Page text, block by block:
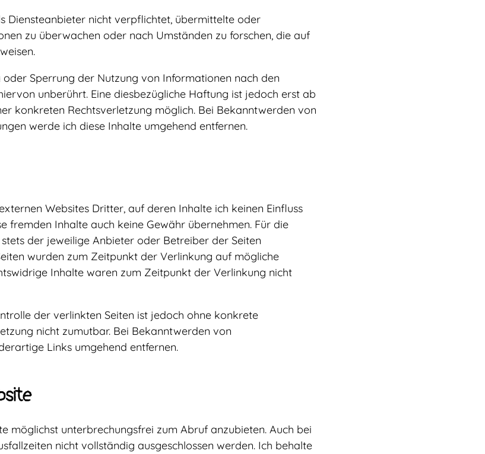
Diensteanbieter nicht verpflichtet, übermittelte oder
zu überwachen oder nach Umständen zu forschen, die auf
Sperrung der Nutzung von Informationen nach den
unberührt. Eine diesbezügliche Haftung ist jedoch erst ab
konkreten Rechtsverletzung möglich. Bei Bekanntwerden von
werde ich diese Inhalte umgehend entfernen.
Websites Dritter, auf deren Inhalte ich keinen Einfluss
fremden Inhalte auch keine Gewähr übernehmen. Für die
der jeweilige Anbieter oder Betreiber der Seiten
wurden zum Zeitpunkt der Verlinkung auf mögliche
Inhalte waren zum Zeitpunkt der Verlinkung nicht
der verlinkten Seiten ist jedoch ohne konkrete
nicht zumutbar. Bei Bekanntwerden von
Links umgehend entfernen.
möglichst unterbrechungsfrei zum Abruf anzubieten. Auch bei
nicht vollständig ausgeschlossen werden. Ich behalte